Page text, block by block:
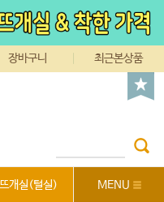
장바구니 최근본상품
뜨개실(털실) MENU